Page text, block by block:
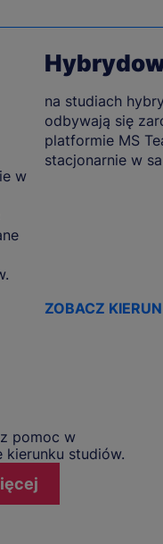
w
na studiach
odbywają się
platformie MS
stacjonarnie w
ZOBACZ
pomoc w
kierunku studiów.